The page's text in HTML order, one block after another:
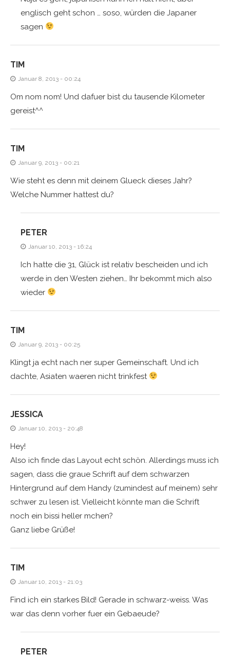
englisch geht schon … soso, würden die Japaner
sagen
TIM
Januar 8, 2013 - 00:24
Om nom nom! Und dafuer bist du tausende Kilometer
gereist^^
TIM
Januar 9, 2013 - 00:21
Wie steht es denn mit deinem Glueck dieses Jahr?
Welche Nummer hattest du?
PETER
Januar 10, 2013 - 16:24
Ich hatte die 31, Glück ist relativ bescheiden und ich
werde in den Westen ziehen… Ihr bekommt mich also
wieder
TIM
Januar 9, 2013 - 00:25
Klingt ja echt nach ner super Gemeinschaft. Und ich
dachte, Asiaten waeren nicht trinkfest
JESSICA
Januar 10, 2013 - 20:48
Hey!
Also ich finde das Layout echt schön. Allerdings muss ich
sagen, dass die graue Schrift auf dem schwarzen
Hintergrund auf dem Handy (zumindest auf meinem) sehr
schwer zu lesen ist. Vielleicht könnte man die Schrift
noch ein bissi heller mchen?
Ganz liebe Grüße!
TIM
Januar 10, 2013 - 21:03
Find ich ein starkes Bild! Gerade in schwarz-weiss. Was
war das denn vorher fuer ein Gebaeude?
PETER